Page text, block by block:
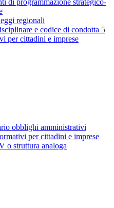
di programmazione strategico-
regionali
e codice di condotta 5
per cittadini e imprese
obblighi amministrativi
per cittadini e imprese
o struttura analoga